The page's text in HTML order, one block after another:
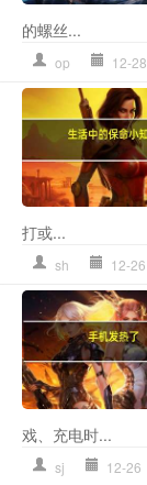
的螺丝...
op 12-28
打或...
sh 12-26
戏、充电时...
sj 12-26